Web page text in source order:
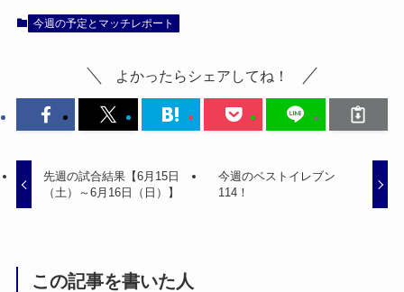
今週の予定とマッチレポート
よかったらシェアしてね！
先週の試合結果【6月15日
（土）～6月16日（日）】
今週のベストイレブン
114！
この記事を書いた人